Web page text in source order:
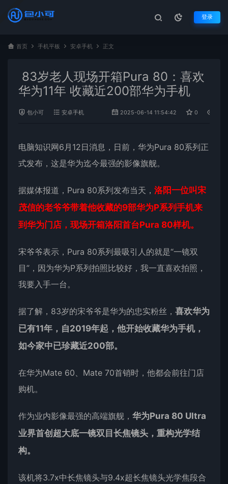
登录
首页 手机平板 安卓手机 正文
83岁老人现场开箱Pura 80：喜欢
华为11年 收藏近200部华为手机
包小可 安卓手机 2025-06-14 11:54:42 0
电脑知识网6月12日消息，日前， 华为Pura 80系列正
式发布，这是华为迄今最强的影像旗舰。
据媒体报道，Pura 80系列发布当天， 洛阳一位叫宋
茂信的老爷爷带着他收藏的9部华为P系列手机来
到华为门店，现场开箱洛阳首台Pura 80样机。
宋爷爷表示，Pura 80系列最吸引人的就是“一镜双
目”，因为华为P系列拍照比较好，我一直喜欢拍照，
我要入手一台。
据了解，83岁的宋爷爷是华为的忠实粉丝， 喜欢华为
已有11年，自2019年起，他开始收藏华为手机，
如今家中已珍藏近200部。
在华为Mate 60、Mate 70首销时，他都会前往门店
购机。
作为业内影像最强的高端旗舰， 华为Pura 80 Ultra
业界首创超大底一镜双目长焦镜头，重构光学结
构。
该机将3.7x中长焦镜头与9.4x超长焦镜头光学焦段合